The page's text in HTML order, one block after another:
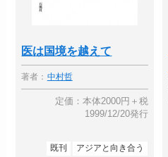
医は国境を越えて
著者： 中村哲
定価：本体2000円＋税
1999/12/20発行
既刊
アジアと向き合う